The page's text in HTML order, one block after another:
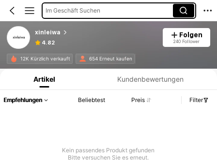
Im Geschäft Suchen
xinleiwa
4.82
Folgen
240 Follower
12K Kürzlich verkauft 654 Erneut kaufen
Produktinformation: Preisangabe, Verkaufs- und Lagerbestandsdetails.
Artikel Kundenbewertungen
Empfehlungen Beliebtest Preis Filter
Kein passendes Produkt gefunden
Bitte versuchen Sie es erneut.